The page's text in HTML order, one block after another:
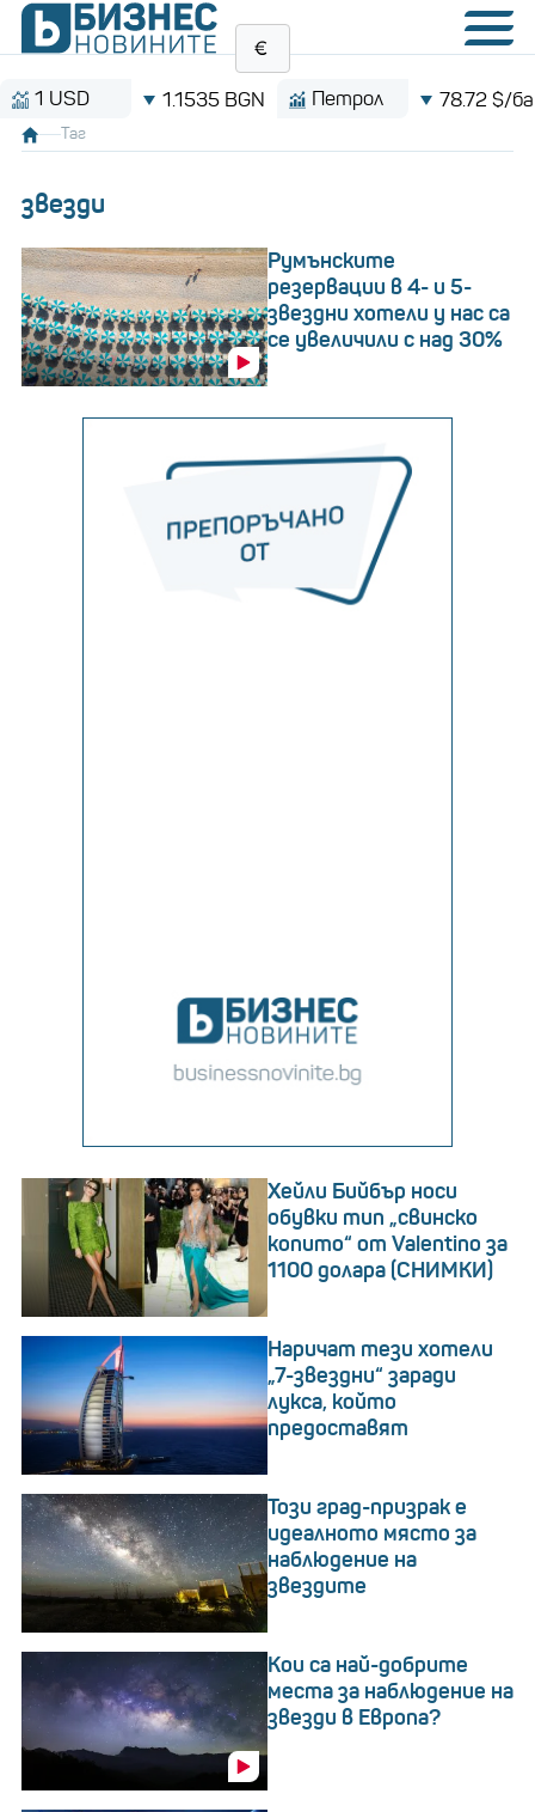
1.1535 BGN Петрол 78.72 $/барел
Таг
звезди
Румънските
резервации в 4- и 5-
звездни хотели у нас са
се увеличили с над 30%
Хейли Бийбър носи
обувки тип „свинско
копито“ от Valentino за
1100 долара (СНИМКИ)
Наричат ​​тези хотели
„7-звездни“ заради
лукса, който
предоставят
Този град-призрак е
идеалното място за
наблюдение на
звездите
Кои са най-добрите
места за наблюдение на
звезди в Европа?